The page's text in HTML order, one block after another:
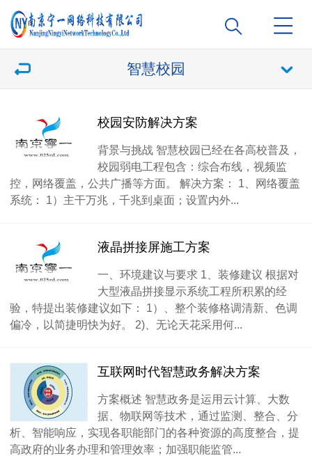
智慧校园
校园安防解决方案
背景与挑战 智慧校园已经在各高校普及，
校园弱电工程包含：综合布线，视频监
控，网络覆盖，公共广播等方面。 解决方案： 1、网络覆盖
系统： 1）主干万兆，千兆到桌面；设置内外...
液晶拼接屏施工方案
一、环境建议与要求 1、装修建议 根据对
大型液晶拼接显示系统工程所积累的经
验，特提出装修建议如下： 1）、整个装修格调清新、色调
偏冷，以简捷明快为好。 2)、无论天花采用何...
互联网时代智慧政务解决方案
方案概述 智慧政务是运用云计算、大数
据、物联网等技术，通过监测、整合、分
析、智能响应，实现各职能部门的各种资源的高度整合，提
高政府的业务办理和管理效率；加强职能监管...